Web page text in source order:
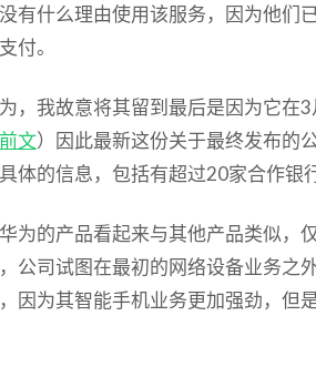
有什么理由使用该服务，因为他们
付。
，我故意将其留到最后是因为它在
前文）因此最新这份关于最终发布的
体的信息，包括有超过20家合作银
为的产品看起来与其他产品类似，
公司试图在最初的网络设备业务之
因为其智能手机业务更加强劲，但